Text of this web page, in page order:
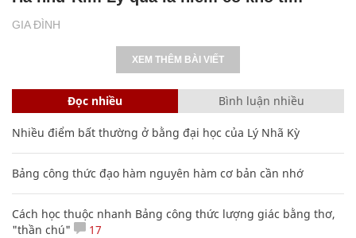
GIA ĐÌNH
XEM THÊM BÀI VIẾT
Đọc nhiều Bình luận nhiều
Nhiều điểm bất thường ở bằng đại học của Lý Nhã Kỳ
Bảng công thức đạo hàm nguyên hàm cơ bản cần nhớ
Cách học thuộc nhanh Bảng công thức lượng giác bằng thơ,
"thần chú"
17